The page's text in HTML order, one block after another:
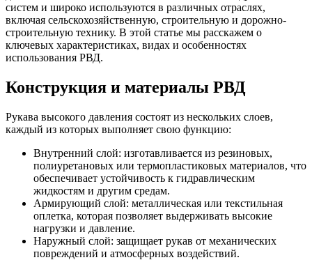
систем и широко используются в различных отраслях,
включая сельскохозяйственную, строительную и дорожно-
строительную технику. В этой статье мы расскажем о
ключевых характеристиках, видах и особенностях
использования РВД.
Конструкция и материалы РВД
Рукава высокого давления состоят из нескольких слоев,
каждый из которых выполняет свою функцию:
Внутренний слой: изготавливается из резиновых,
полиуретановых или термопластиковых материалов, что
обеспечивает устойчивость к гидравлическим
жидкостям и другим средам.
Армирующий слой: металлическая или текстильная
оплетка, которая позволяет выдерживать высокие
нагрузки и давление.
Наружный слой: защищает рукав от механических
повреждений и атмосферных воздействий.